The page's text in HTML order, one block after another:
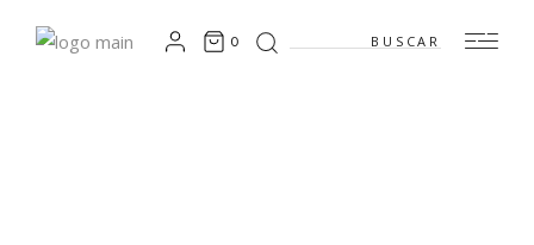
0 Search
for: